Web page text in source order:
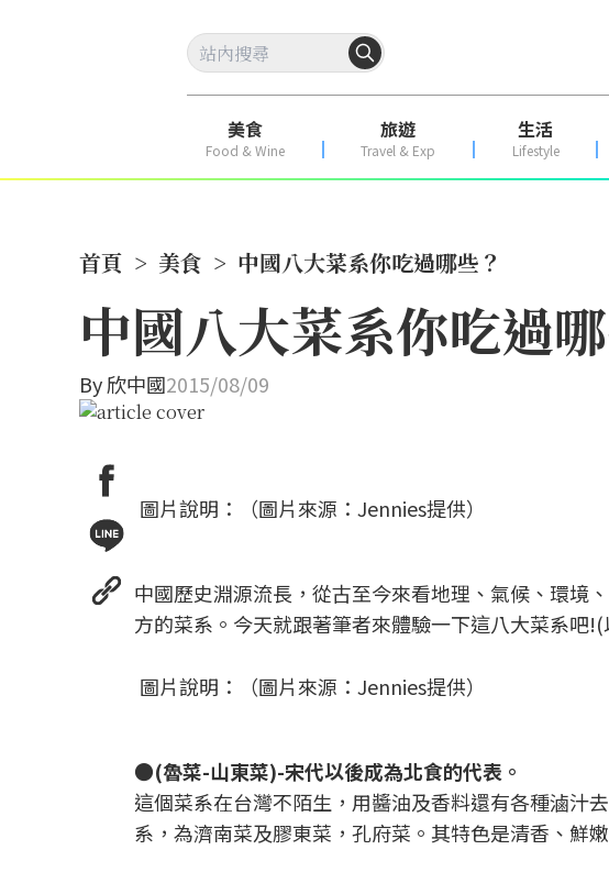
美食
Food & Wine
旅遊
Travel & Exp
生活
Lifestyle
首頁 > 美食 > 中國八大菜系你吃過哪些？
中國八大菜系你吃過
By欣中國2015/08/09
圖片說明：（圖片來源：Jennies提供）
中國歷史淵源流長，從古至今來看地理、氣候、環境
方的菜系。今天就跟著筆者來體驗一下這八大菜系吧
圖片說明：（圖片來源：Jennies提供）
●(魯菜-山東菜)-宋代以後成為北食的代表。
這個菜系在台灣不陌生，用醬油及香料還有各種滷汁
系，為濟南菜及膠東菜，孔府菜。其特色是清香、鮮